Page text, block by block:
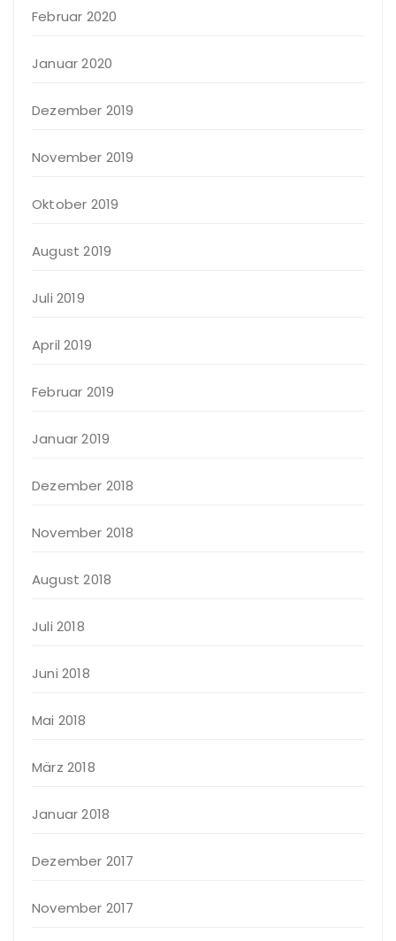
Februar 2020
Januar 2020
Dezember 2019
November 2019
Oktober 2019
August 2019
Juli 2019
April 2019
Februar 2019
Januar 2019
Dezember 2018
November 2018
August 2018
Juli 2018
Juni 2018
Mai 2018
März 2018
Januar 2018
Dezember 2017
November 2017